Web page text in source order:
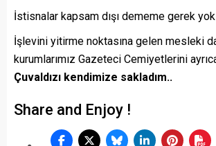
İstisnalar kapsam dışı dememe gerek yok
İşlevini yitirme noktasına gelen mesleki
kurumlarımız Gazeteci Cemiyetlerini
Çuvaldızı kendimize sakladım..
Share and Enjoy !